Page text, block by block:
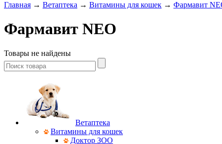
Главная → Ветаптека → Витамины для кошек → Фармавит
Фармавит NEO
Товары не найдены
Ветаптека
Витамины для кошек
Доктор ЗОО